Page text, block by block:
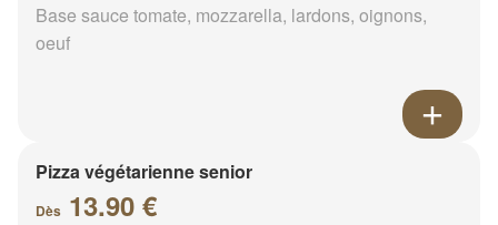
Base sauce tomate, mozzarella, lardons, oignons,
oeuf
Pizza végétarienne senior
Dès 13.90 €